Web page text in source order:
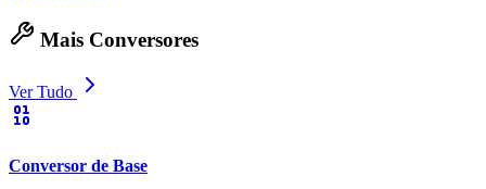
Mais Conversores
Ver Tudo
Conversor de Base